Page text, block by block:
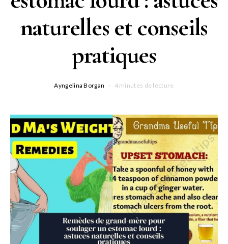
naturelles et conseils
pratiques
Ayngelina Borgan 4 minutes de lecture